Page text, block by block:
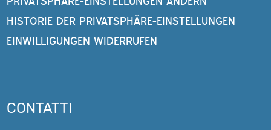
HISTORIE DER PRIVATSPHÄRE-EINSTELLUNGEN
EINWILLIGUNGEN WIDERRUFEN
CONTATTI